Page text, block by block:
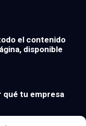
el contenido
disponible
qué tu empresa